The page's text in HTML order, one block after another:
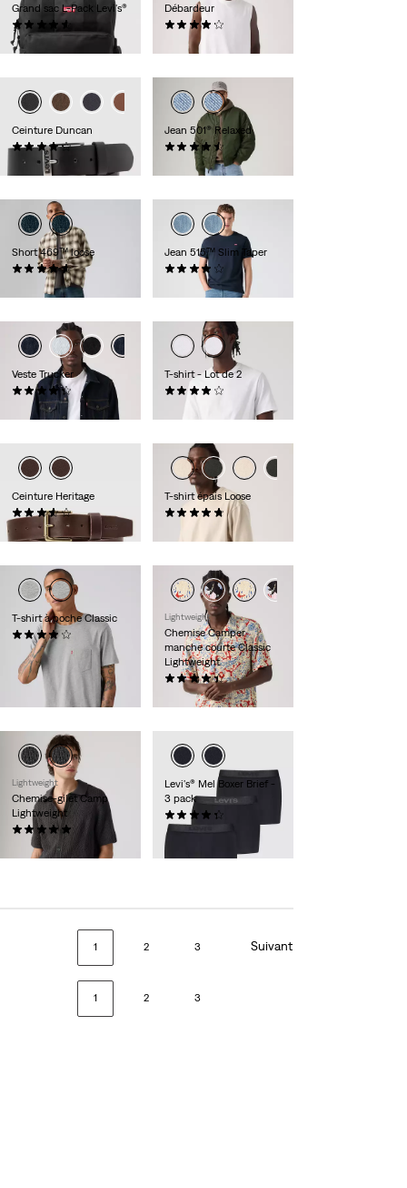
Grand sac L-Pack Levi's®
(128)
55,00 €
Débardeur
25,00 €
Ceinture Duncan
(278)
35,00 €
Jean 501® Relaxed
(89)
120,00 €
Short 469™ loose
(265)
55,00 €
Jean 515™ Slim Taper
(323)
79,00 €
Veste Trucker
(262)
130,00 €
T-shirt - Lot de 2
Ceinture Heritage
(37)
59,00 €
T-shirt épais Loose
(32)
T-shirt à poche Classic
29,00 €
Lightweight
Chemise Camper
manche courte Classic
Lightweight
(49)
55,00 €
Lightweight
Chemise-gilet Camp
Lightweight
(8)
69,00 €
Levi's® Mel Boxer Brief -
3 pack
37,00 €
1 2 3 Suivant
1 2 3